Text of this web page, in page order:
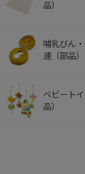
品）
哺乳びん
連（部品）
ベビート
品）